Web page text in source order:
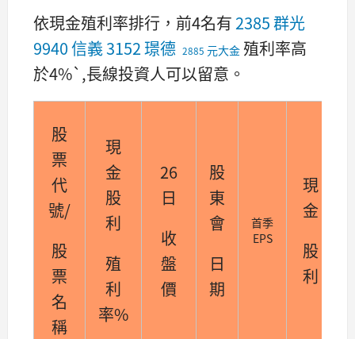
依現金殖利率排行，前4名有2385 群光
9940 信義3152 璟德 2885 元大金 殖利率高
於4%`,長線投資人可以留意。
股
票
代
號/
股
票
名
稱
現
金
股
利
殖
利
率%
26
日
收
盤
價
股
東
會
日
期
首季
EPS
現
金
股
利